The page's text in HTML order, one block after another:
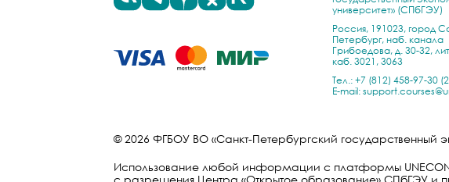
университет» (СПбГЭУ)
Россия, 191023, город
Петербург, наб. канала
Грибоедова, д. 30-32,
каб. 3021, 3063
Тел.:+7 (812) 458-97-30
E-mail:
© 2026 ФГБОУ ВО «Санкт-Петербургский
Использование любой информации с платформы